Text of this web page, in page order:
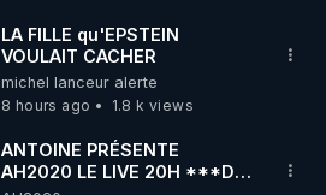
LA FILLE qu'EPSTEIN
VOULAIT CACHER
michel lanceur alerte
8 hours ago
1.8 k views
ANTOINE PRÉSENTE
AH2020 LE LIVE 20H ***DU